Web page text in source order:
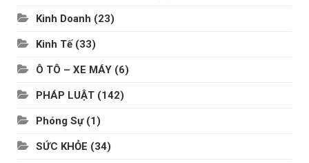
Kinh Doanh (23)
Kinh Tế(33)
Ô TÔ – XE MÁY (6)
PHÁP LUẬT (142)
Phóng Sự(1)
SỨC KHỎE (34)